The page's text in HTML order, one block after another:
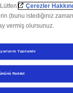
product
için
değerlendirme
gönderilmedi
serisi,
Çerezler
(bunu istediğiniz
vermiş olursunuz.
Yapılandır
Reddet